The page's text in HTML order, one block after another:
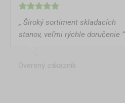
„ Široký sortiment skladacích
stanov, veľmi rýchle doručenie ”
Overený zákazník